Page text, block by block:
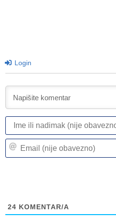
Login
24 KOMENTAR/A